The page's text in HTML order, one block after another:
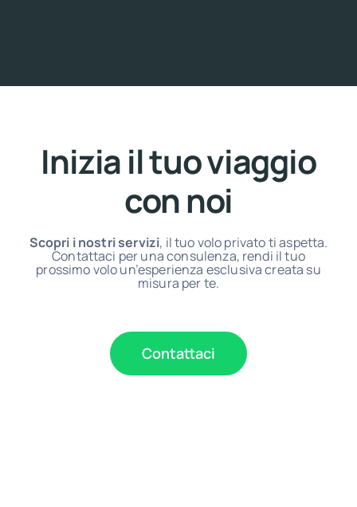
Inizia il tuo viaggio
con noi
Scopri i nostri servizi, il tuo volo privato ti aspetta.
Contattaci per una consulenza, rendi il tuo
prossimo volo un’esperienza esclusiva creata su
misura per te.
Contattaci